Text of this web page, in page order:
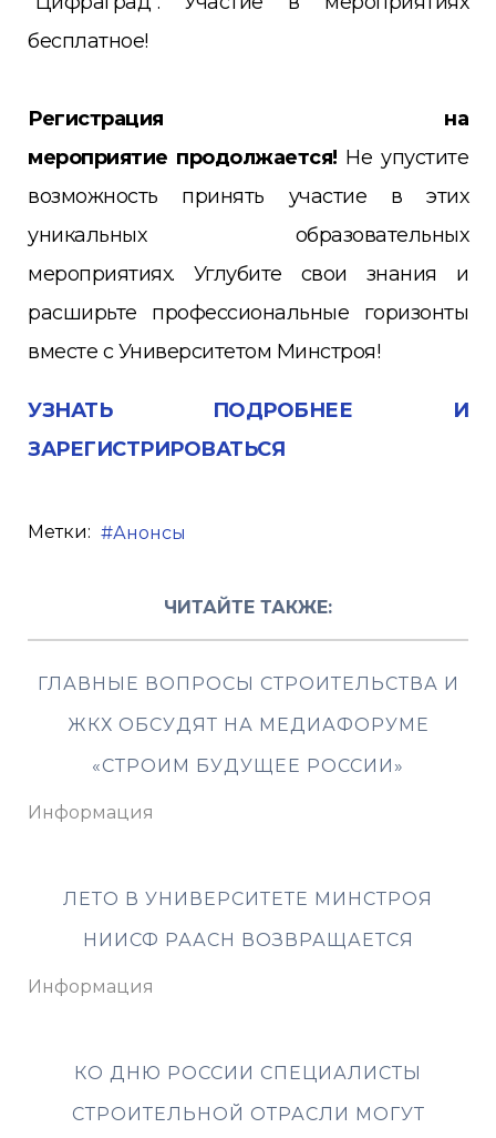
бесплатное!
Регистрация на
мероприятие продолжается! Не упустите
возможность принять участие в этих
уникальных образовательных
мероприятиях. Углубите свои знания и
расширьте профессиональные горизонты
вместе с Университетом Минстроя!
УЗНАТЬ ПОДРОБНЕЕ И
ЗАРЕГИСТРИРОВАТЬСЯ
Метки: Анонсы
ЧИТАЙТЕ ТАКЖЕ:
ГЛАВНЫЕ ВОПРОСЫ СТРОИТЕЛЬСТВА И
ЖКХ ОБСУДЯТ НА МЕДИАФОРУМЕ
«СТРОИМ БУДУЩЕЕ РОССИИ»
Информация
ЛЕТО В УНИВЕРСИТЕТЕ МИНСТРОЯ
НИИСФ РААСН ВОЗВРАЩАЕТСЯ
Информация
КО ДНЮ РОССИИ СПЕЦИАЛИСТЫ
СТРОИТЕЛЬНОЙ ОТРАСЛИ МОГУТ